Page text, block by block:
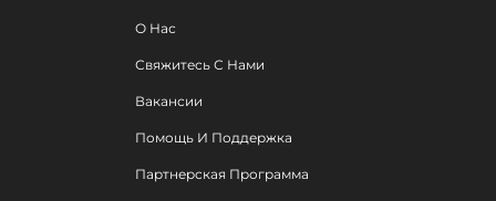
О Нас
Свяжитесь С Нами
Вакансии
Помощь И Поддержка
Партнерская Программа